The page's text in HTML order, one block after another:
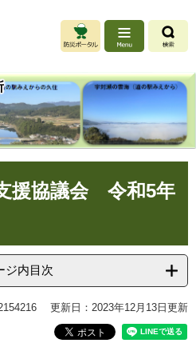
援協議会 令和5年
ジ内目次
更新日：2023年12月13日更新